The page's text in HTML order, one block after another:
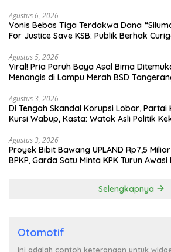
Agustus 6, 2026
Vonis Bebas Tiga Terdakwa Dana
For Justice Save KSB: Publik Berhak
Agustus 5, 2026
Viral! Pria Paruh Baya Asal Bima
Menangis di Lampu Merah BSD
Agustus 3, 2026
Di Tengah Skandal Korupsi Lobar, Partai
Kursi Wabup, Kasta: Watak Asli Politik
Agustus 3, 2026
Proyek Bibit Bawang UPLAND Rp7,5
BPKP, Garda Satu Minta KPK Turun
Selengkapnya
Otomotif
Ini adalah contoh keterangan untuk